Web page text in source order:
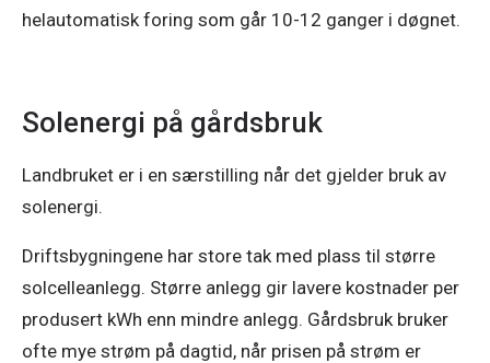
helautomatisk foring som går 10-12 ganger i døgnet.
Solenergi på gårdsbruk
Landbruket er i en særstilling når det gjelder bruk av
solenergi.
Driftsbygningene har store tak med plass til større
solcelleanlegg. Større anlegg gir lavere kostnader per
produsert kWh enn mindre anlegg. Gårdsbruk bruker
ofte mye strøm på dagtid, når prisen på strøm er